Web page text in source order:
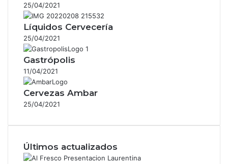
25/04/2021
Líquidos Cervecería
25/04/2021
Gastrópolis
11/04/2021
Cervezas Ambar
25/04/2021
Últimos actualizados